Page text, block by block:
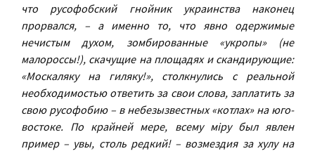
что русофобский гнойник украинства наконец
прорвался, – а именно то, что явно одержимые
нечистым духом, зомбированные «укропы» (не
малороссы!), скачущие на площадях и скандирующие:
«Москаляку на гиляку!», столкнулись с реальной
необходимостью ответить за свои слова, заплатить за
свою русофобию – в небезызвестных «котлах» на юго-
востоке. По крайней мере, всему мiру был явлен
пример – увы, столь редкий! – возмездия за хулу на